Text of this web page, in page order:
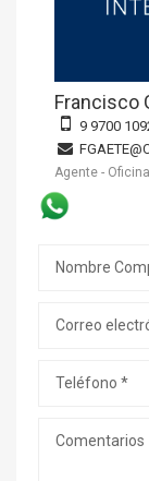
Francisco
9 9700
Agente -